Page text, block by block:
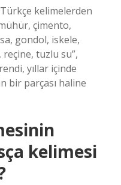
kelimelerden
çimento,
gondol, iskele,
tuzlu su”,
yıllar içinde
bir parçası haline
kelimesi